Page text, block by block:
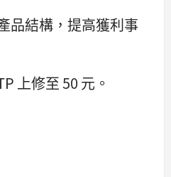
品結構，提高獲利事
上修至 50 元。